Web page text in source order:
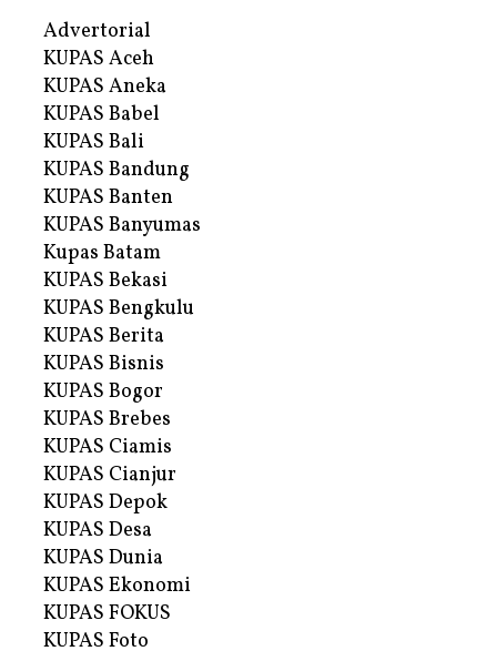
Advertorial
KUPAS Aceh
KUPAS Aneka
KUPAS Babel
KUPAS Bali
KUPAS Bandung
KUPAS Banten
KUPAS Banyumas
Kupas Batam
KUPAS Bekasi
KUPAS Bengkulu
KUPAS Berita
KUPAS Bisnis
KUPAS Bogor
KUPAS Brebes
KUPAS Ciamis
KUPAS Cianjur
KUPAS Depok
KUPAS Desa
KUPAS Dunia
KUPAS Ekonomi
KUPAS FOKUS
KUPAS Foto